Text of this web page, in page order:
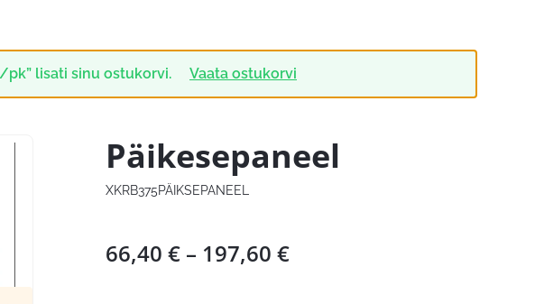
lisati sinu ostukorvi. Vaata ostukorvi
Päikesepaneel
XKRB375PÄIKSEPANEEL
66,40 € – 197,60 €Hinnavahemik: